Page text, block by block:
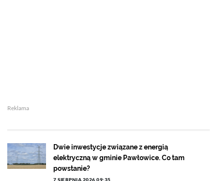
Reklama
Dwie inwestycje związane z energią
elektryczną w gminie Pawłowice. Co tam
powstanie?
7 SIERPNIA 2026 09:35